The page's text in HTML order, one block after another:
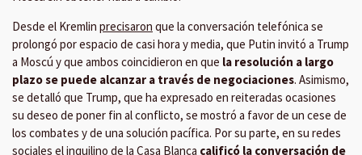
Desde el Kremlin precisaron que la conversación telefónica se
prolongó por espacio de casi hora y media, que Putin invitó a Trump
a Moscú y que ambos coincidieron en que la resolución a largo
plazo se puede alcanzar a través de negociaciones. Asimismo,
se detalló que Trump, que ha expresado en reiteradas ocasiones
su deseo de poner fin al conflicto, se mostró a favor de un cese de
los combates y de una solución pacífica. Por su parte, en su redes
sociales el inquilino de la Casa Blanca calificó la conversación de